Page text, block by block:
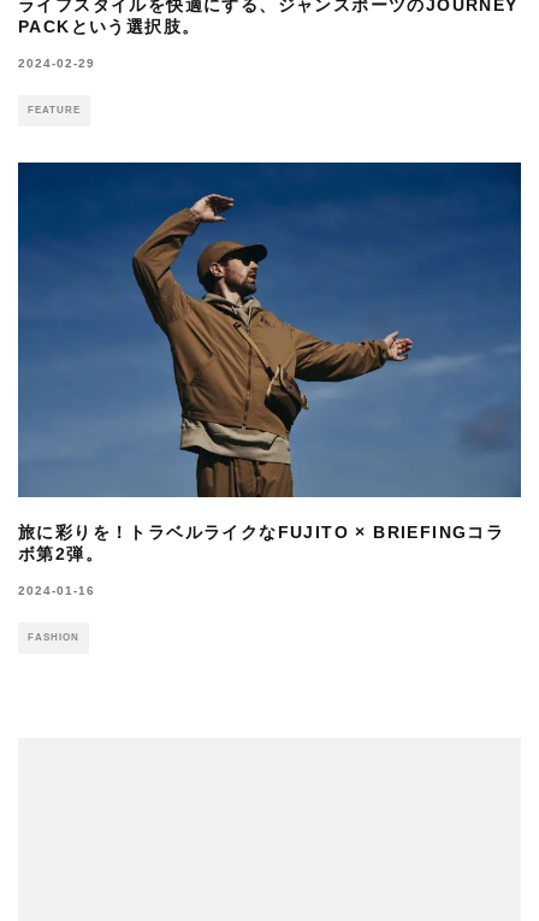
ライフスタイルを快適にする、ジャンスポーツのJOURNEY
PACKという選択肢。
2024-02-29
FEATURE
旅に彩りを！トラベルライクなFUJITO × BRIEFINGコラ
ボ第2弾。
2024-01-16
FASHION